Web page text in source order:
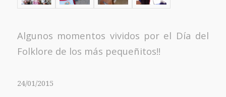
Algunos momentos vividos por el Día del
Folklore de los más pequeñitos!!
24/01/2015